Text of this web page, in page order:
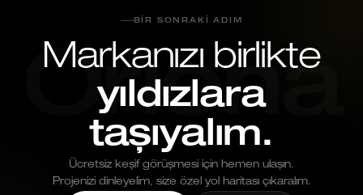
Oriona
BIR SONRAKI ADIM
Markanızı birlikte
yıldızlara
taşıyalım.
Ücretsiz keşif görüşmesi için hemen ulaşın.
Projenizi dinleyelim, size özel yol haritası çıkaralım.